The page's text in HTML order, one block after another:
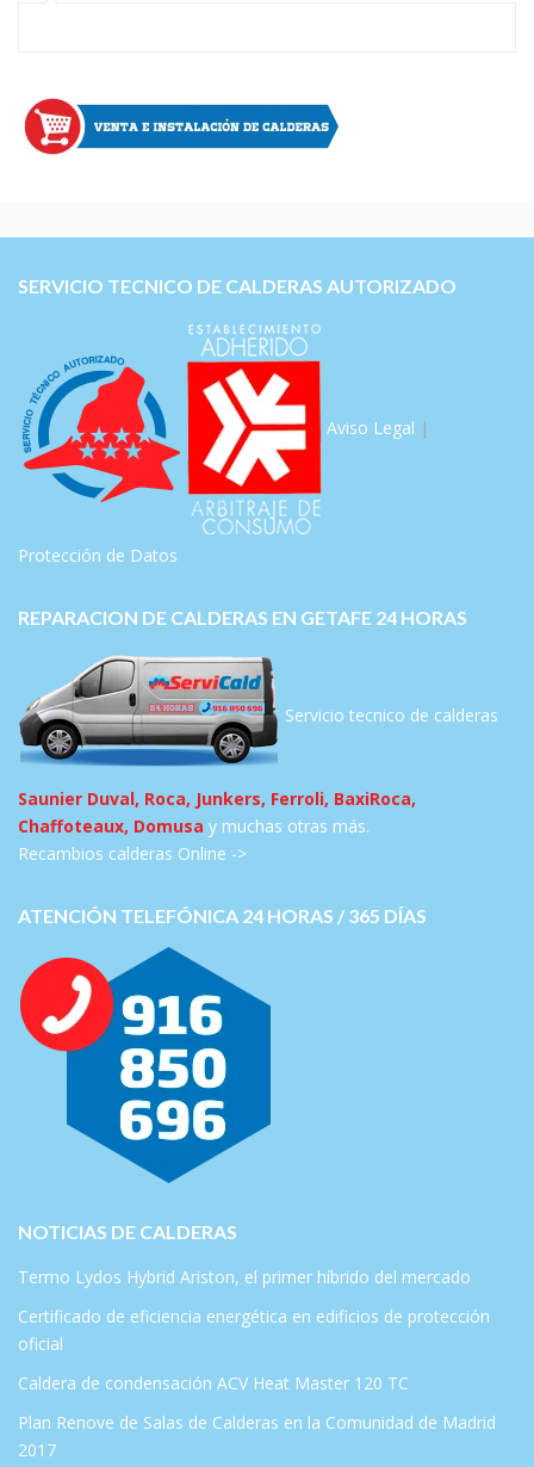
SERVICIO TECNICO DE CALDERAS AUTORIZADO
Aviso Legal |
Protección de Datos
REPARACION DE CALDERAS EN GETAFE 24 HORAS
Servicio tecnico de calderas
Saunier Duval, Roca, Junkers, Ferroli, BaxiRoca,
Chaffoteaux, Domusa y muchas otras más.
Recambios calderas Online ->
ATENCIÓN TELEFÓNICA 24 HORAS / 365 DÍAS
NOTICIAS DE CALDERAS
Termo Lydos Hybrid Ariston, el primer híbrido del mercado
Certificado de eficiencia energética en edificios de protección
oficial
Caldera de condensación ACV Heat Master 120 TC
Plan Renove de Salas de Calderas en la Comunidad de Madrid
2017